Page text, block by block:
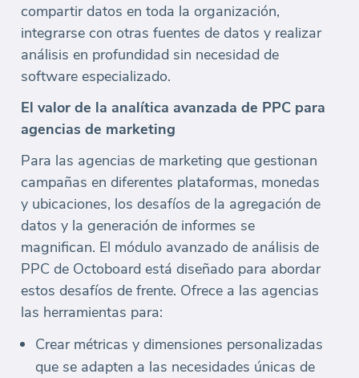
compartir datos en toda la organización,
integrarse con otras fuentes de datos y realizar
análisis en profundidad sin necesidad de
software especializado.
El valor de la analítica avanzada de PPC para
agencias de marketing
Para las agencias de marketing que gestionan
campañas en diferentes plataformas, monedas
y ubicaciones, los desafíos de la agregación de
datos y la generación de informes se
magnifican. El módulo avanzado de análisis de
PPC de Octoboard está diseñado para abordar
estos desafíos de frente. Ofrece a las agencias
las herramientas para:
Crear métricas y dimensiones personalizadas
que se adapten a las necesidades únicas de